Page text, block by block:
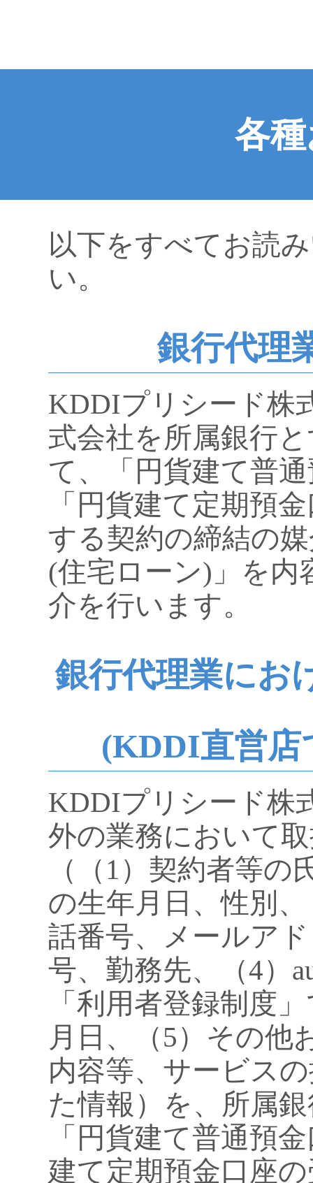
各
以下をすべてお読
い。
銀行代理
KDDIプリシード株
式会社を所属銀行
て、「円貨建て普
「円貨建て定期預
する契約の締結の
(住宅ローン)」を内
介を行います。
銀行代理業にお
(KDDI直営店
KDDIプリシード株
外の業務において
（（1）契約者等
の生年月日、性別
話番号、メールア
号、勤務先、（4）
「利用者登録制度
月日、（5）その他
内容等、サービス
た情報）を、所属
「円貨建て普通預
建て定期預金口座